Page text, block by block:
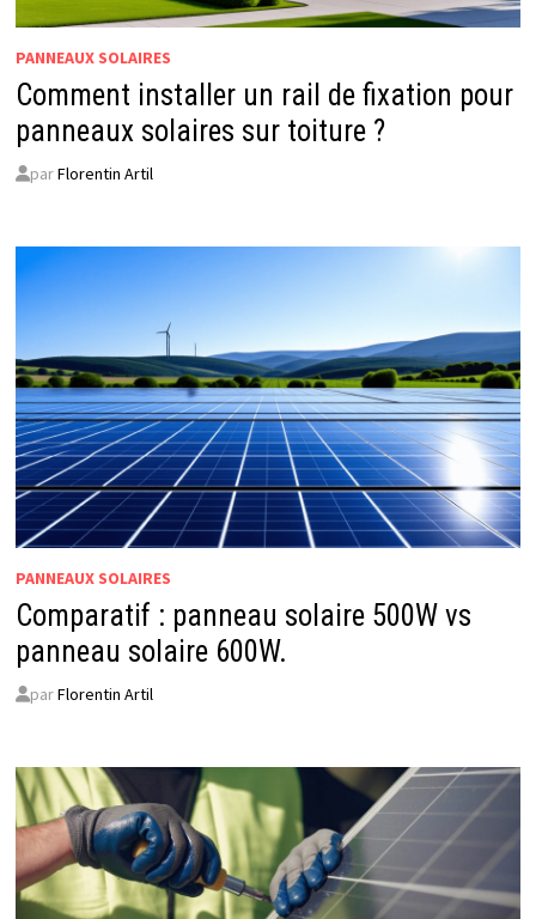
PANNEAUX SOLAIRES
Comment installer un rail de fixation pour
panneaux solaires sur toiture ?
parFlorentin Artil
PANNEAUX SOLAIRES
Comparatif : panneau solaire 500W vs
panneau solaire 600W.
parFlorentin Artil